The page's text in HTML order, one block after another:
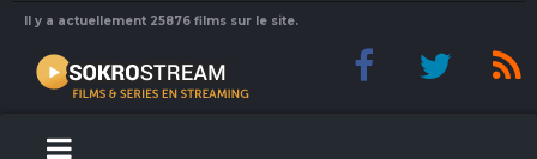
Il y a actuellement 25876 films sur le site.